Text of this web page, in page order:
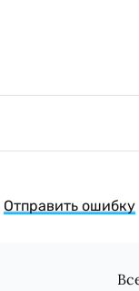
Отправить ошибку